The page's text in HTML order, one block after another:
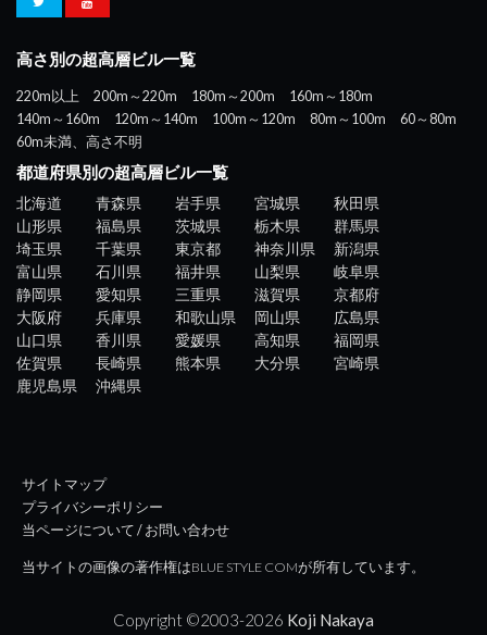
高さ別の超高層ビル一覧
220m以上 200m～220m 180m～200m
160m～180m
140m～160m
120m～140m 100m～120m 80m～100m
60～80m
60m未満、高さ不明
都道府県別の超高層ビル一覧
北海道 青森県 岩手県 宮城県
秋田県
山形県
福島県 茨城県 栃木県
群馬県
埼玉県
千葉県 東京都 神奈川県
新潟県
富山県
石川県 福井県 山梨県
岐阜県
静岡県
愛知県 三重県 滋賀県
京都府
大阪府
兵庫県 和歌山県 岡山県
広島県
山口県
香川県 愛媛県 高知県
福岡県
佐賀県
長崎県 熊本県 大分県
宮崎県
鹿児島県
沖縄県
サイトマップ
プライバシーポリシー
当ページについて / お問い合わせ
当サイトの画像の著作権はBLUE STYLE COMが所有しています。
Copyright ©2003-2026 Koji Nakaya